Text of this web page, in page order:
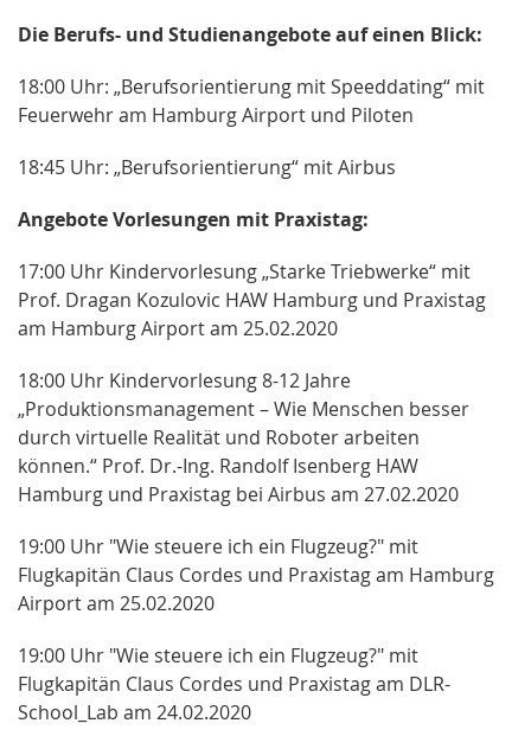
Die Berufs- und Studienangebote auf einen Blick:
18:00 Uhr: „Berufsorientierung mit Speeddating“ mit
Feuerwehr am Hamburg Airport und Piloten
18:45 Uhr: „Berufsorientierung“ mit Airbus
Angebote Vorlesungen mit Praxistag:
17:00 Uhr Kindervorlesung „Starke Triebwerke“ mit
Prof. Dragan Kozulovic HAW Hamburg und Praxistag
am Hamburg Airport am 25.02.2020
18:00 Uhr Kindervorlesung 8-12 Jahre
„Produktionsmanagement – Wie Menschen besser
durch virtuelle Realität und Roboter arbeiten
können.“ Prof. Dr.-Ing. Randolf Isenberg HAW
Hamburg und Praxistag bei Airbus am 27.02.2020
19:00 Uhr "Wie steuere ich ein Flugzeug?" mit
Flugkapitän Claus Cordes und Praxistag am Hamburg
Airport am 25.02.2020
19:00 Uhr "Wie steuere ich ein Flugzeug?" mit
Flugkapitän Claus Cordes und Praxistag am DLR-
School_Lab am 24.02.2020